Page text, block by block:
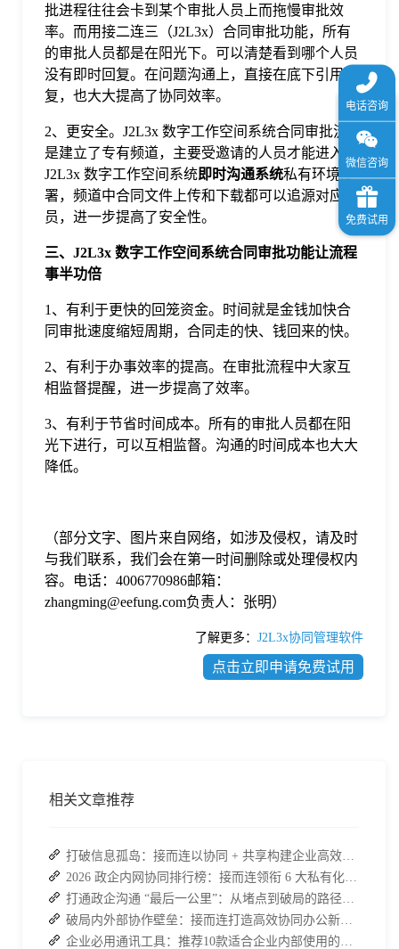
批进程往往会卡到某个审批人员上而拖慢审批效
率。而用接二连三（J2L3x）合同审批功能，所有
的审批人员都是在阳光下。可以清楚看到哪个人员
没有即时回复。在问题沟通上，直接在底下引用回
复，也大大提高了协同效率。
2、更安全。J2L3x 数字工作空间系统合同审批流程
是建立了专有频道，主要受邀请的人员才能进入。
J2L3x 数字工作空间系统即时沟通系统私有环境部
署，频道中合同文件上传和下载都可以追源对应人
员，进一步提高了安全性。
三、 J2L3x 数字工作空间系统合同审批功能让流程
事半功倍
1、有利于更快的回笼资金。时间就是金钱加快合
同审批速度缩短周期，合同走的快、钱回来的快。
2、有利于办事效率的提高。在审批流程中大家互
相监督提醒，进一步提高了效率。
3、有利于节省时间成本。所有的审批人员都在阳
光下进行，可以互相监督。沟通的时间成本也大大
降低。
（部分文字、图片来自网络，如涉及侵权，请及时
与我们联系，我们会在第一时间删除或处理侵权内
容。电话：4006770986邮箱：
zhangming@eefung.com负责人：张明）
了解更多： J2L3x协同管理软件
点击立即申请免费试用
相关文章推荐